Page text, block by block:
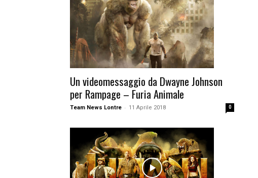
Un videomessaggio da Dwayne Johnson
per Rampage – Furia Animale
Team News Lontre - 11 Aprile 2018 0